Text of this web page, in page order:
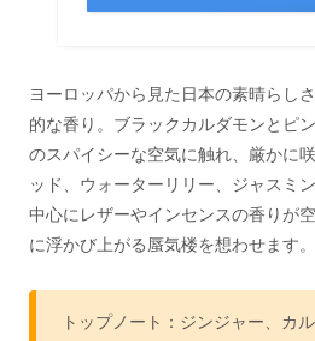
ヨーロッパから見た日本の素晴らし
的な香り。ブラックカルダモンとピ
のスパイシーな空気に触れ、厳かに
ッド、ウォーターリリー、ジャスミ
中心にレザーやインセンスの香りが
に浮かび上がる蜃気楼を想わせます。
トップノート：ジンジャー、カ